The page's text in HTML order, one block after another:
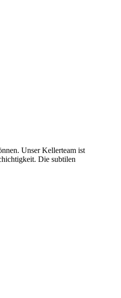
Unser Kellerteam ist
Die subtilen